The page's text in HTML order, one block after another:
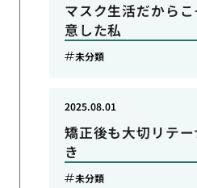
マスク生活だから
意した私
未分類
矯正後も大切リテ
き
2025.08.01
未分類